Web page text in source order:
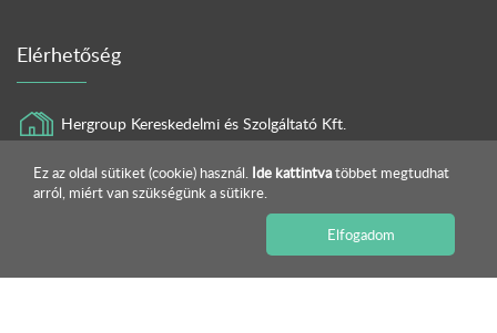
Ez az oldal sütiket (cookie) használ. Ide kattintvatöbbet megtudhat
arról, miért van szükségünk a sütikre.
Elfogadom
Elérhetőség
Hergroup Kereskedelmi és Szolgáltató Kft.
7150 Bonyhád, Perczel Mór út 84/B.